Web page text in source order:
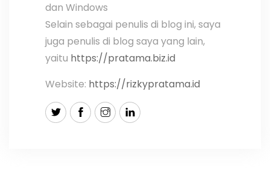
dan Windows
Selain sebagai penulis di blog ini, saya
juga penulis di blog saya yang lain,
yaitu https://pratama.biz.id
Website: https://rizkypratama.id